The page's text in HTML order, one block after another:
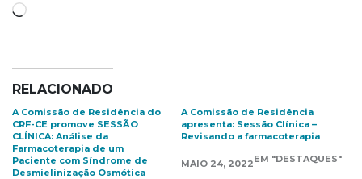
Carregando...
RELACIONADO
A Comissão de Residência do
CRF-CE promove SESSÃO
CLÍNICA: Análise da
Farmacoterapia de um
Paciente com Síndrome de
Desmielinização Osmótica
A Comissão de Residência
apresenta: Sessão Clínica –
Revisando a farmacoterapia
MAIO 24, 2022EM "DESTAQUES"